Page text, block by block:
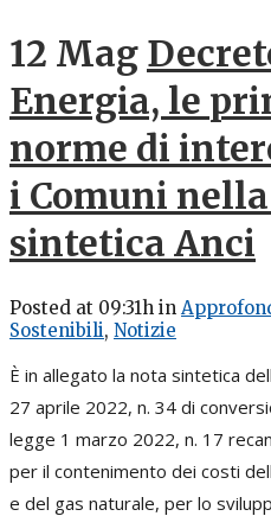
12 Mag
Energia, le
norme di
i Comuni
sintetica Anci
Posted at 09:31h in
Sostenibili, Notizie
È in allegato la nota sintetica
27 aprile 2022, n. 34 di
legge 1 marzo 2022, n. 17
per il contenimento dei costi
e del gas naturale, per lo